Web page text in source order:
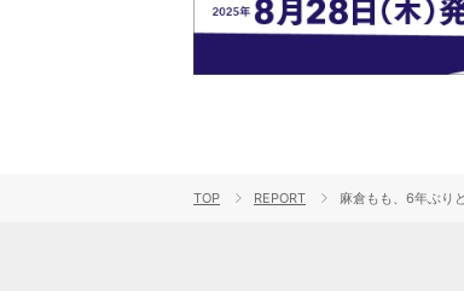
TOP REPORT 麻倉もも、6年ぶり